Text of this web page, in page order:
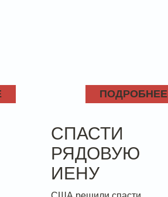
ПОДРОБНЕЕ
СПАСТИ
РЯДОВУЮ
ИЕНУ